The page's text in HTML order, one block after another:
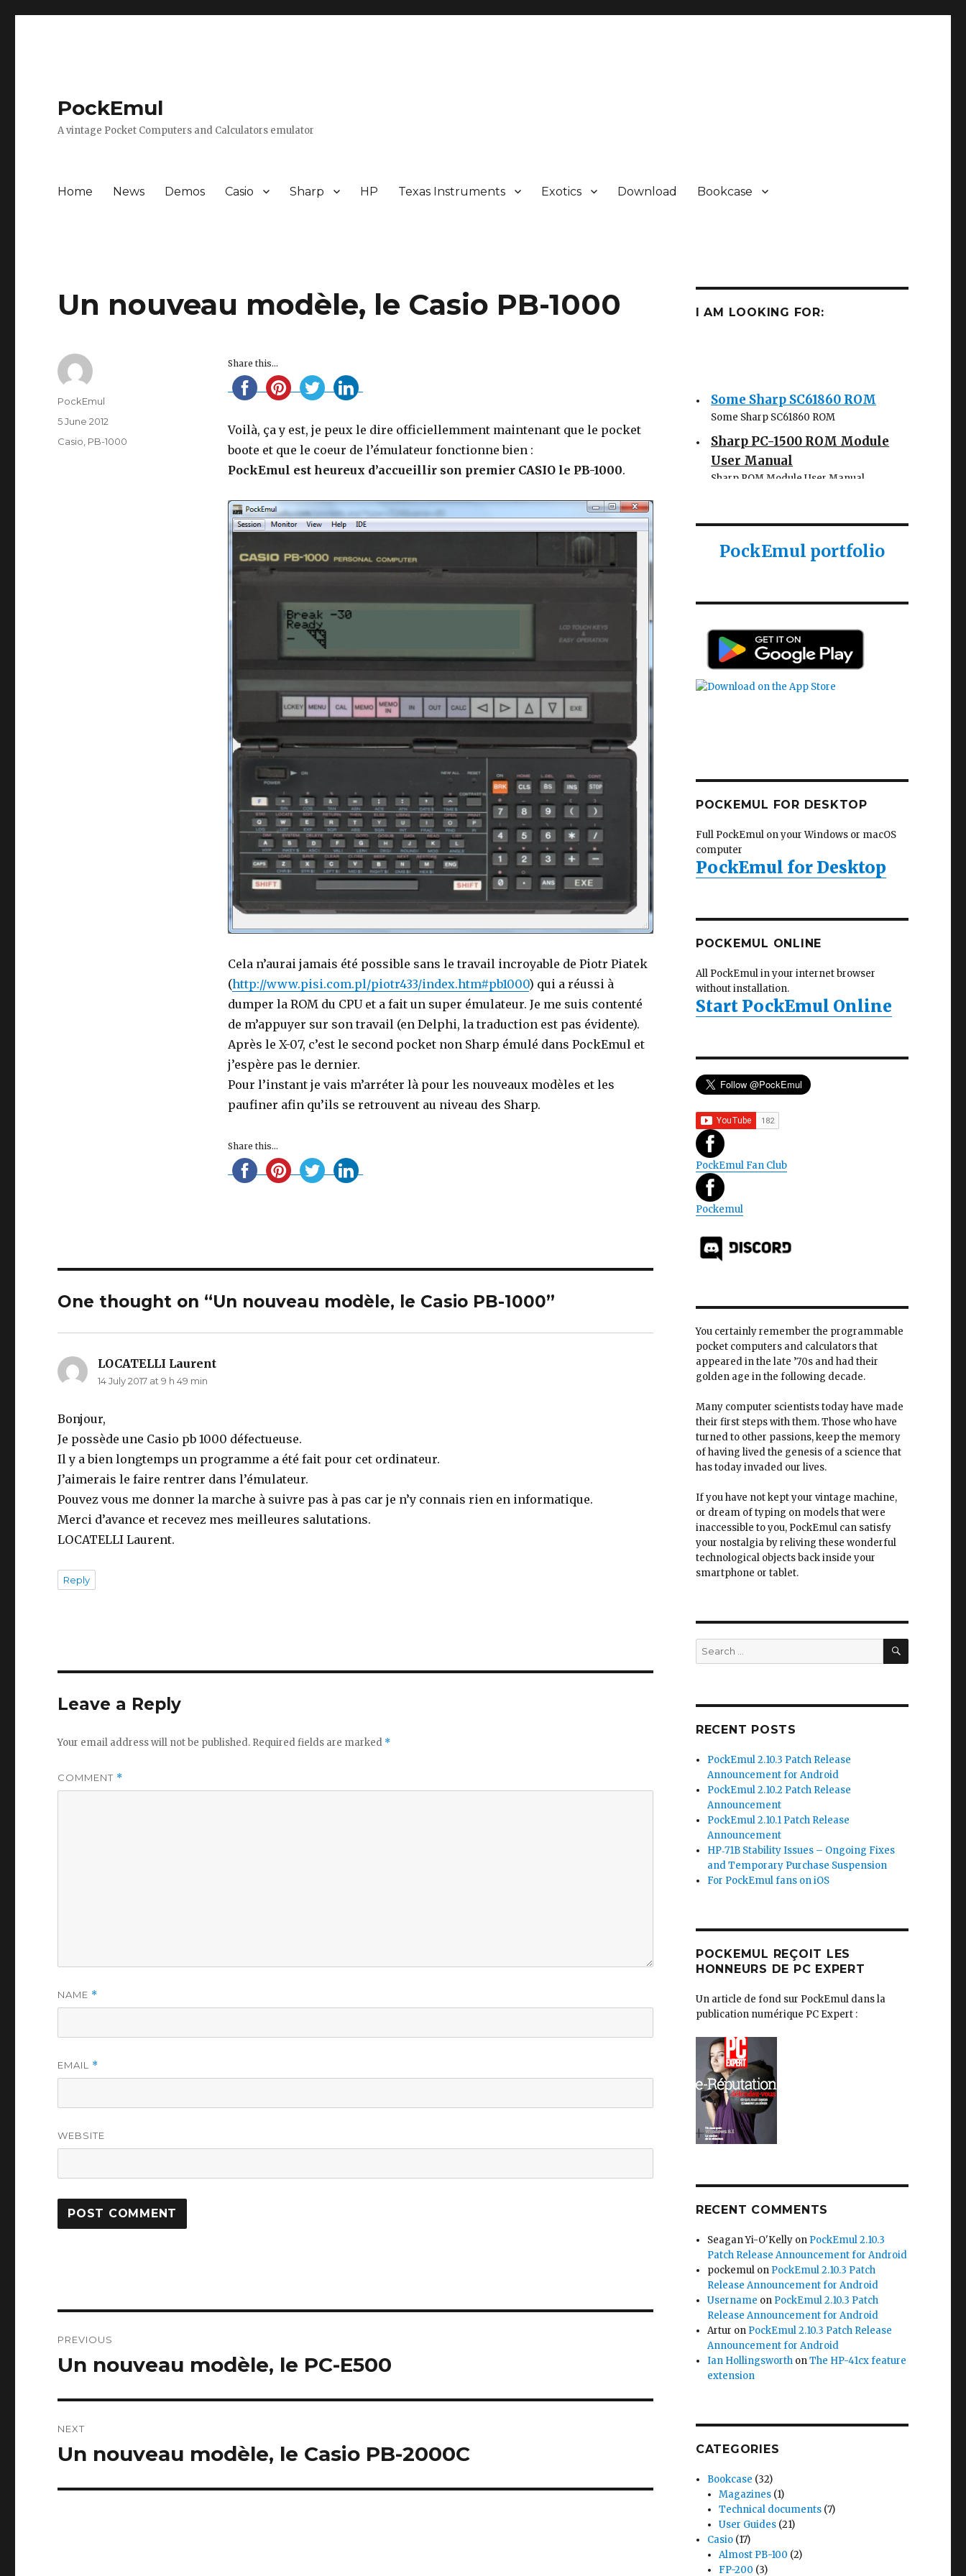
PockEmul
A vintage Pocket Computers and Calculators emulator
Home News Demos Casio Sharp HP Texas Instruments Exotics Download Bookcase
Un nouveau modèle, le Casio PB-1000
Share this...
Voilà, ça y est, je peux le dire officiellemment maintenant que le pocket
boote et que le coeur de l’émulateur fonctionne bien :
PockEmul est heureux d’accueillir son premier CASIO le PB-1000.
Cela n’aurai jamais été possible sans le travail incroyable de Piotr Piatek
(http://www.pisi.com.pl/piotr433/index.htm#pb1000) qui a réussi à
dumper la ROM du CPU et a fait un super émulateur. Je me suis contenté
de m’appuyer sur son travail (en Delphi, la traduction est pas évidente).
Après le X-07, c’est le second pocket non Sharp émulé dans PockEmul et
j’espère pas le dernier.
Pour l’instant je vais m’arréter là pour les nouveaux modèles et les
paufiner afin qu’ils se retrouvent au niveau des Sharp.
Share this...
Author
PockEmul
Posted
5 June 2012
Categories
Casio PB-1000
One thought on “Un nouveau modèle, le Casio PB-1000”
LOCATELLI Laurent
14 July 2017 at 9 h 49 min
Bonjour,
Je possède une Casio pb 1000 défectueuse.
Il y a bien longtemps un programme a été fait pour cet ordinateur.
J’aimerais le faire rentrer dans l’émulateur.
Pouvez vous me donner la marche à suivre pas à pas car je n’y connais rien en informatique.
Merci d’avance et recevez mes meilleures salutations.
LOCATELLI Laurent.
Reply
Leave a Reply
Your email address will not be published. Required fields are marked *
COMMENT *
NAME *
EMAIL *
WEBSITE
navigation
PREVIOUS
Previous
Un nouveau modèle, le PC-E500
NEXT
Next
Un nouveau modèle, le Casio PB-2000C
I AM LOOKING FOR:
Some Sharp SC61860 ROM
Some Sharp SC61860 ROM
Sharp PC-1500 ROM Module
User Manual
Sharp ROM Module User Manual
Casio AI-1000 Lisp
PockEmul portfolio
POCKEMUL FOR DESKTOP
Full PockEmul on your Windows or macOS
computer
PockEmul for Desktop
POCKEMUL ONLINE
All PockEmul in your internet browser
without installation.
Start PockEmul Online
PockEmul Fan Club
Pockemul
You certainly remember the programmable
pocket computers and calculators that
appeared in the late ’70s and had their
golden age in the following decade.
Many computer scientists today have made
their first steps with them. Those who have
turned to other passions, keep the memory
of having lived the genesis of a science that
has today invaded our lives.
If you have not kept your vintage machine,
or dream of typing on models that were
inaccessible to you, PockEmul can satisfy
your nostalgia by reliving these wonderful
technological objects back inside your
smartphone or tablet.
Search
for:
SEARCH
RECENT POSTS
PockEmul 2.10.3 Patch Release
Announcement for Android
PockEmul 2.10.2 Patch Release
Announcement
PockEmul 2.10.1 Patch Release
Announcement
HP‑71B Stability Issues – Ongoing Fixes
and Temporary Purchase Suspension
For PockEmul fans on iOS
POCKEMUL REÇOIT LES
HONNEURS DE PC EXPERT
Un article de fond sur PockEmul dans la
publication numérique PC Expert :
RECENT COMMENTS
Seagan Yi-O'Kelly on PockEmul 2.10.3
Patch Release Announcement for Android
pockemul on PockEmul 2.10.3 Patch
Release Announcement for Android
Username on PockEmul 2.10.3 Patch
Release Announcement for Android
Artur on PockEmul 2.10.3 Patch Release
Announcement for Android
Ian Hollingsworth onThe HP-41cx feature
extension
CATEGORIES
Bookcase (32)
Magazines (1)
Technical documents (7)
User Guides (21)
Casio (17)
Almost PB-100 (2)
FP-200 (3)